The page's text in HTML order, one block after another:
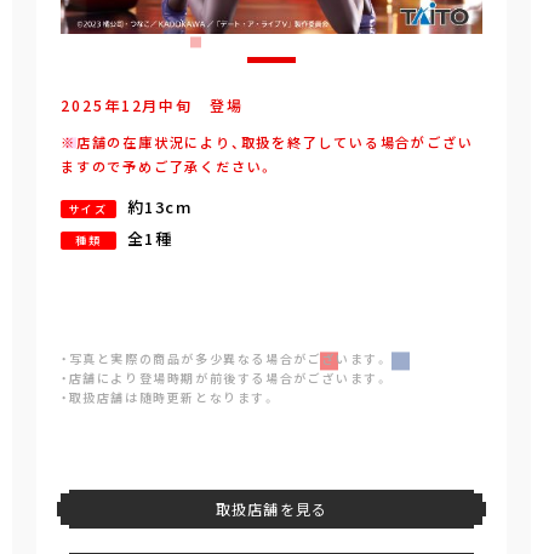
2025年12月中旬 登場
※店舗の在庫状況により、取扱を終了している場合がござい
ますので予めご了承ください。
サイズ 約13cm
種類 全1種
・写真と実際の商品が多少異なる場合がございます。
・店舗により登場時期が前後する場合がございます。
・取扱店舗は随時更新となります。
取扱店舗を見る